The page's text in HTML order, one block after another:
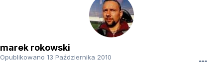
marek rokowski
Opublikowano 13 Października 2010